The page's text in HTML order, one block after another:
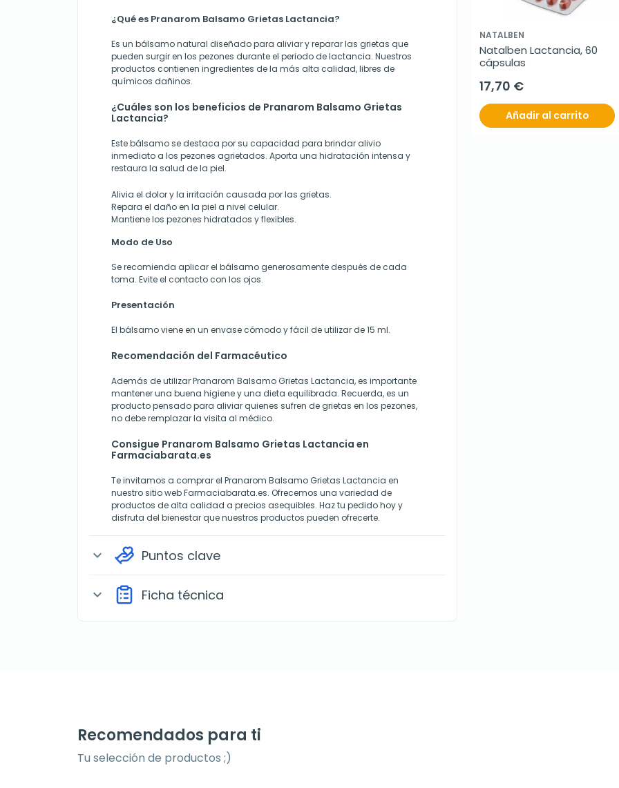
¿Qué es Pranarom Balsamo Grietas Lactancia?
Es un bálsamo natural diseñado para aliviar y reparar las grietas que
pueden surgir en los pezones durante el periodo de lactancia. Nuestros
productos contienen ingredientes de la más alta calidad, libres de
químicos dañinos.
¿Cuáles son los beneficios de Pranarom Balsamo Grietas
Lactancia?
Este bálsamo se destaca por su capacidad para brindar alivio
inmediato a los pezones agrietados. Aporta una hidratación intensa y
restaura la salud de la piel.
Alivia el dolor y la irritación causada por las grietas.
Repara el daño en la piel a nivel celular.
Mantiene los pezones hidratados y flexibles.
Modo de Uso
Se recomienda aplicar el bálsamo generosamente después de cada
toma. Evite el contacto con los ojos.
Presentación
El bálsamo viene en un envase cómodo y fácil de utilizar de 15 ml.
Recomendación del Farmacéutico
Además de utilizar Pranarom Balsamo Grietas Lactancia, es importante
mantener una buena higiene y una dieta equilibrada. Recuerda, es un
producto pensado para aliviar quienes sufren de grietas en los pezones,
no debe remplazar la visita al médico.
Consigue Pranarom Balsamo Grietas Lactancia en
Farmaciabarata.es
Te invitamos a comprar el Pranarom Balsamo Grietas Lactancia en
nuestro sitio web Farmaciabarata.es. Ofrecemos una variedad de
productos de alta calidad a precios asequibles. Haz tu pedido hoy y
disfruta del bienestar que nuestros productos pueden ofrecerte.
expand_more Puntos clave
expand_more Ficha técnica
NATALBEN
Natalben Lactancia, 60
cápsulas
17,70 €
Añadir al carrito
Recomendados para ti
Tu selección de productos ;)